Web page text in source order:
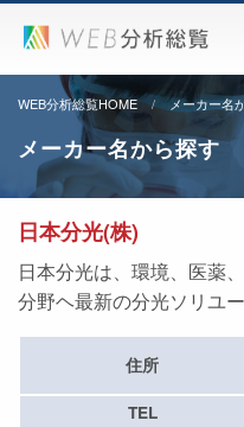
WEB分析総覧HOME メーカー名
メーカー名から探す
日本分光(株)
日本分光は、環境、医薬
分野ヘ最新の分光ソリユ
住所
TEL